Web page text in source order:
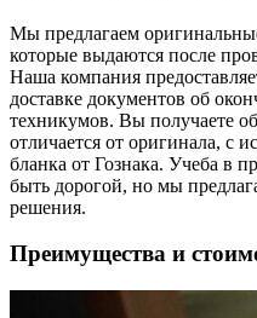
Мы предлагаем
которые выдаются после
Наша компания
доставке документов об
техникумов. Вы получаете
отличается от оригинала, с
бланка от Гознака. Учеба в
быть дорогой, но мы
решения.
Преимущества и